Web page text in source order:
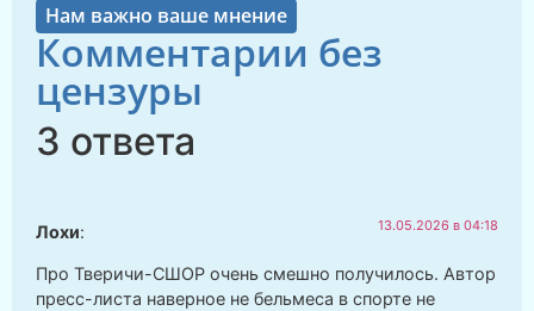
Нам важно ваше мнение
Комментарии без
цензуры
3 ответа
Лохи: 13.05.2026 в 04:18
Про Тверичи-СШОР очень смешно получилось. Автор
пресс-листа наверное не бельмеса в спорте не